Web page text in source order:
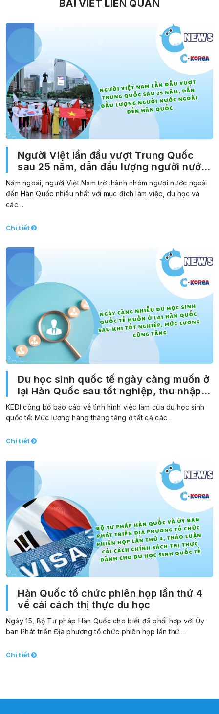
BÀI VIẾT LIÊN QUAN
Người Việt lần đầu vượt Trung Quốc
sau 25 năm, dẫn đầu lượng người nước
ngoài đến Hàn Quốc
Năm ngoái, người Việt Nam trở thành nhóm người nước ngoài
đến Hàn Quốc nhiều nhất với mục đích làm việc, du học và
các…
Chi tiết
Du học sinh quốc tế ngày càng muốn ở
lại Hàn Quốc sau tốt nghiệp, thu nhập
hàng tháng cũng tăng
KEDI công bố báo cáo về tình hình việc làm của du học sinh
quốc tế: Mức lương hàng tháng tăng ở tất cả các…
Chi tiết
Hàn Quốc tổ chức phiên họp lần thứ 4
về cải cách thị thực du học
Ngày 15, Bộ Tư pháp Hàn Quốc cho biết đã phối hợp với Ủy
ban Phát triển Địa phương tổ chức phiên họp lần thứ…
Chi tiết